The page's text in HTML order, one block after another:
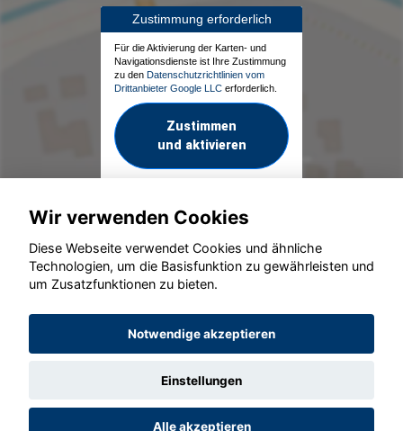
Zustimmung erforderlich
Für die Aktivierung der Karten- und
Navigationsdienste ist Ihre Zustimmung
zu den Datenschutzrichtlinien vom
Drittanbieter Google LLC erforderlich.
Zustimmen
und aktivieren
© konjunkturmotor.de GmbH 2020 - 2026
Wir verwenden Cookies
Diese Webseite verwendet Cookies und ähnliche
Technologien, um die Basisfunktion zu gewährleisten und
um Zusatzfunktionen zu bieten.
Notwendige akzeptieren
Einstellungen
Alle akzeptieren